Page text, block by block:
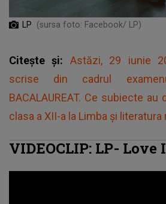
LP (sursa foto: Facebook/ LP)
Citește și: Astăzi, 29 iunie
scrise din cadrul
BACALAUREAT. Ce subiecte
clasa a XII-a la Limba și literatura
VIDEOCLIP: LP-